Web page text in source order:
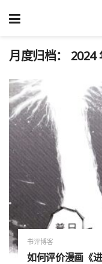
月度归档： 2024
书评博客
如何评价漫画《